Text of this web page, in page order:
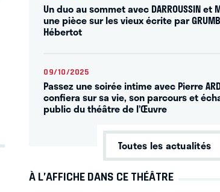
Un duo au sommet avec DARROUSSIN et
une pièce sur les vieux écrite par
Hébertot
09/10/2025
Passez une soirée intime avec Pierre
confiera sur sa vie, son parcours et
public du théâtre de l’Œuvre
Toutes les actualités
À L’AFFICHE DANS CE THÉÂTRE